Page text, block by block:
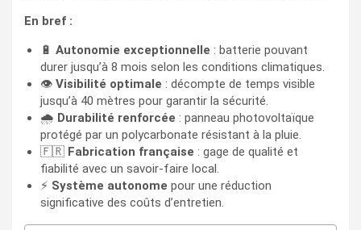
En bref :
🔋 Autonomie exceptionnelle : batterie pouvant
durer jusqu’à 8 mois selon les conditions climatiques.
👁️ Visibilité optimale : décompte de temps visible
jusqu’à 40 mètres pour garantir la sécurité.
🌧️ Durabilité renforcée : panneau photovoltaïque
protégé par un polycarbonate résistant à la pluie.
🇫🇷 Fabrication française : gage de qualité et
fiabilité avec un savoir-faire local.
⚡ Système autonome pour une réduction
significative des coûts d’entretien.